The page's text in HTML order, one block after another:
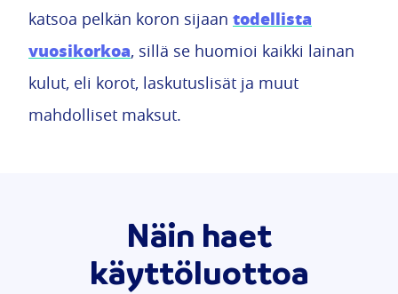
katsoa pelkän koron sijaan todellista
vuosikorkoa, sillä se huomioi kaikki lainan
kulut, eli korot, laskutuslisät ja muut
mahdolliset maksut.
Näin haet
käyttöluottoa